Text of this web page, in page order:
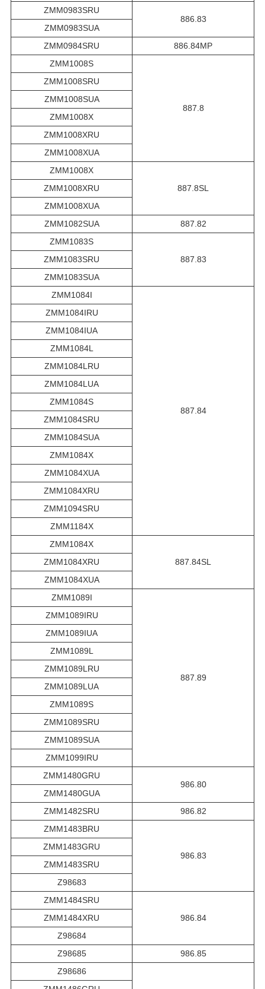
ZMM0983SRU
886.83
ZMM0983SUA
ZMM0984SRU
886.84MP
ZMM1008S
887.8
ZMM1008SRU
ZMM1008SUA
ZMM1008X
ZMM1008XRU
ZMM1008XUA
ZMM1008X
887.8SL
ZMM1008XRU
ZMM1008XUA
ZMM1082SUA
887.82
ZMM1083S
887.83
ZMM1083SRU
ZMM1083SUA
ZMM1084I
887.84
ZMM1084IRU
ZMM1084IUA
ZMM1084L
ZMM1084LRU
ZMM1084LUA
ZMM1084S
ZMM1084SRU
ZMM1084SUA
ZMM1084X
ZMM1084XUA
ZMM1084XRU
ZMM1094SRU
ZMM1184X
ZMM1084X
887.84SL
ZMM1084XRU
ZMM1084XUA
ZMM1089I
887.89
ZMM1089IRU
ZMM1089IUA
ZMM1089L
ZMM1089LRU
ZMM1089LUA
ZMM1089S
ZMM1089SRU
ZMM1089SUA
ZMM1099IRU
ZMM1480GRU
986.80
ZMM1480GUA
ZMM1482SRU
986.82
ZMM1483BRU
986.83
ZMM1483GRU
ZMM1483SRU
Z98683
ZMM1484SRU
986.84
ZMM1484XRU
Z98684
Z98685
986.85
Z98686